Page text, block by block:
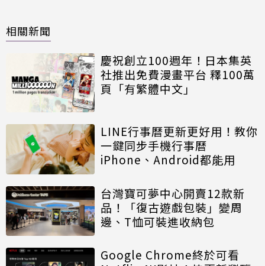
相關新聞
慶祝創立100週年！日本集英
社推出免費漫畫平台 釋100萬
頁「有繁體中文」
LINE行事曆更新更好用！教你
一鍵同步手機行事曆
iPhone、Android都能用
台灣寶可夢中心開賣12款新
品！「復古遊戲包裝」變周
邊、T恤可裝進收納包
Google Chrome終於可看